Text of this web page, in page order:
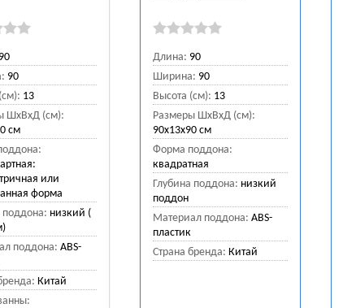
90
90
13
ШхВхД (см):
см
или
форма
поддона: низкий (
поддона: ABS-
Китай
Длина: 90
Ширина: 90
Высота (см): 13
Размеры ШхВхД (см):
90x13x90 см
Форма поддона:
квадратная
Глубина поддона: низкий
поддон
Материал поддона: ABS-
пластик
Страна бренда: Китай